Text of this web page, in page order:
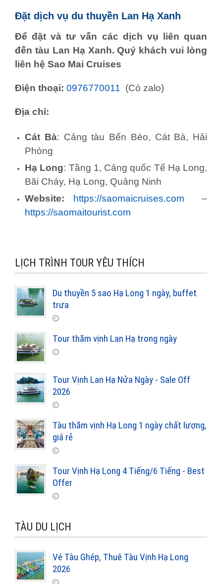
Đặt dịch vụ du thuyền Lan Hạ Xanh
Để đặt và tư vấn các dịch vụ liên quan
đến tàu Lan Hạ Xanh. Quý khách vui lòng
liên hệ Sao Mai Cruises
Điện thoại: 0976770011 (Có zalo)
Địa chỉ:
Cát Bà: Cảng tàu Bến Bèo, Cát Bà, Hải
Phòng
Hạ Long: Tầng 1, Cảng quốc Tế Hạ Long,
Bãi Cháy, Hạ Long, Quảng Ninh
Website:
https://saomaicruises.com –
https://saomaitourist.com
LỊCH TRÌNH TOUR YÊU THÍCH
Du thuyền 5 sao Hạ Long 1 ngày, buffet
trưa
Tour thăm vịnh Lan Hạ trong ngày
Tour Vịnh Lan Hạ Nửa Ngày - Sale Off
2026
Tàu thăm vịnh Hạ Long 1 ngày chất lượng,
giá rẻ
Tour Vịnh Hạ Long 4 Tiếng/6 Tiếng - Best
Offer
TÀU DU LỊCH
Vé Tàu Ghép, Thuê Tàu Vịnh Hạ Long
2026